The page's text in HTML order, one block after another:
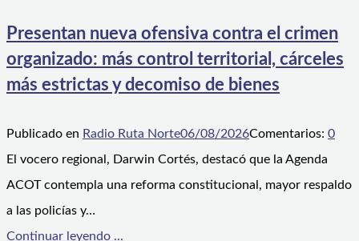
Presentan nueva ofensiva contra el crimen
organizado: más control territorial, cárceles
más estrictas y decomiso de bienes
Publicado en Radio Ruta Norte06/08/2026Comentarios: 0
El vocero regional, Darwin Cortés, destacó que la Agenda
ACOT contempla una reforma constitucional, mayor respaldo
a las policías y…
Continuar leyendo ...